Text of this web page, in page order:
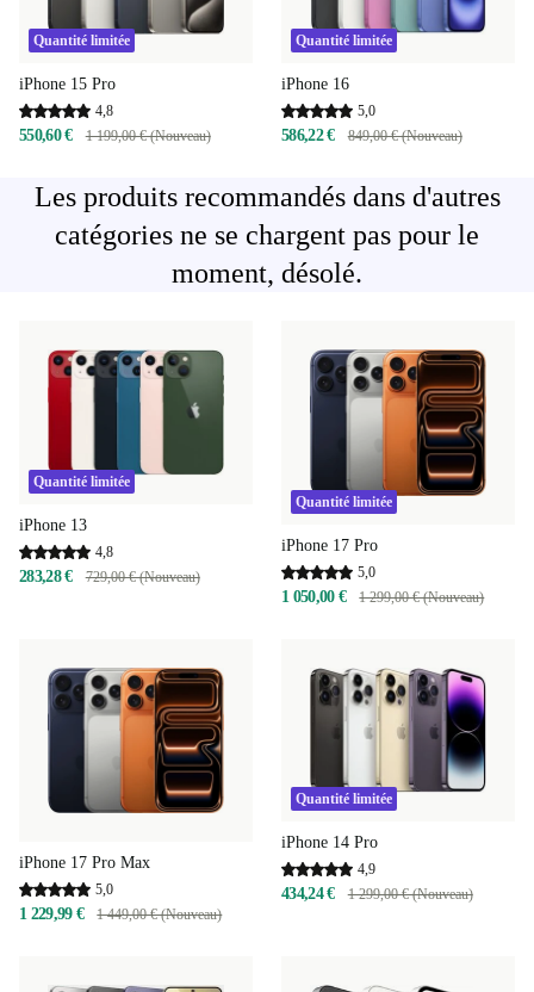
Quantité limitée
iPhone 15 Pro
4,8
550,60 € 1 199,00 € (Nouveau)
Quantité limitée
iPhone 16
5,0
586,22 € 849,00 € (Nouveau)
Les produits recommandés dans d'autres
catégories ne se chargent pas pour le
moment, désolé.
Quantité limitée
iPhone 13
4,8
283,28 € 729,00 € (Nouveau)
Quantité limitée
iPhone 17 Pro
5,0
1 050,00 € 1 299,00 € (Nouveau)
iPhone 17 Pro Max
5,0
1 229,99 € 1 449,00 € (Nouveau)
Quantité limitée
iPhone 14 Pro
4,9
434,24 € 1 299,00 € (Nouveau)